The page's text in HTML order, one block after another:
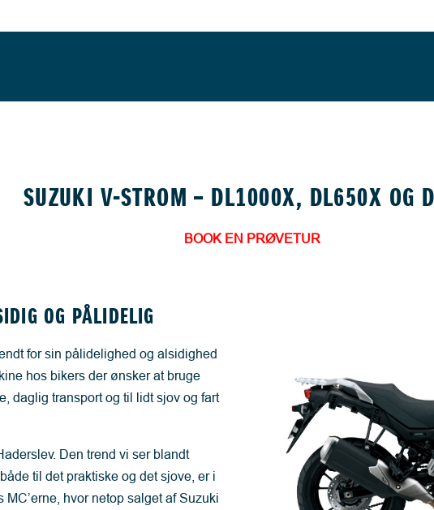
SUZUKI V-STROM – DL1000X, DL650X OG
BOOK EN PRØVETUR
OG PÅLIDELIG
for sin pålidelighed og alsidighed
hos bikers der ønsker at bruge
daglig transport og til lidt sjov og fart
Den trend vi ser blandt
til det praktiske og det sjove, er i
hvor netop salget af Suzuki